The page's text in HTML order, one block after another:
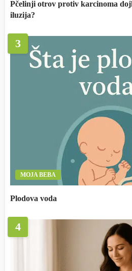
Pčelinji otrov protiv karcinoma
iluzija?
3
MOJA BEBA
Plodova voda
4